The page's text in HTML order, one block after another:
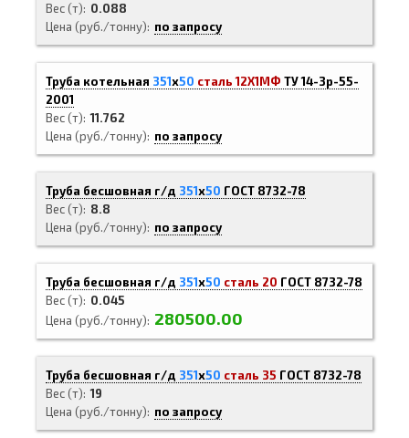
Вес (т)
0.088
Цена (руб./тонну)
по запросу
Труба котельная 351х50 сталь 12Х1МФ ТУ 14-3р-55-
2001
Вес (т) 11.762
Цена (руб./тонну)
по запросу
Труба бесшовная г/д 351х50 ГОСТ 8732-78
Вес (т)
8.8
Цена (руб./тонну)
по запросу
Труба бесшовная г/д 351х50 сталь 20 ГОСТ 8732-78
Вес (т)
0.045
Цена (руб./тонну)
280500.00
Труба бесшовная г/д 351х50 сталь 35 ГОСТ 8732-78
Вес (т) 19
Цена (руб./тонну)
по запросу